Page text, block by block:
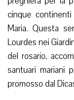
cinque continenti
Maria. Questa
Lourdes nei
del rosario,
santuari mariani
promosso dal